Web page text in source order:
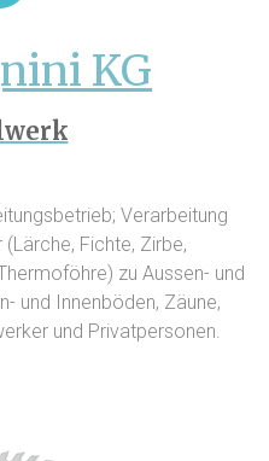
KG
Verarbeitung
Fichte, Zirbe,
zu Aussen- und
und Innenböden, Zäune,
und Privatpersonen.